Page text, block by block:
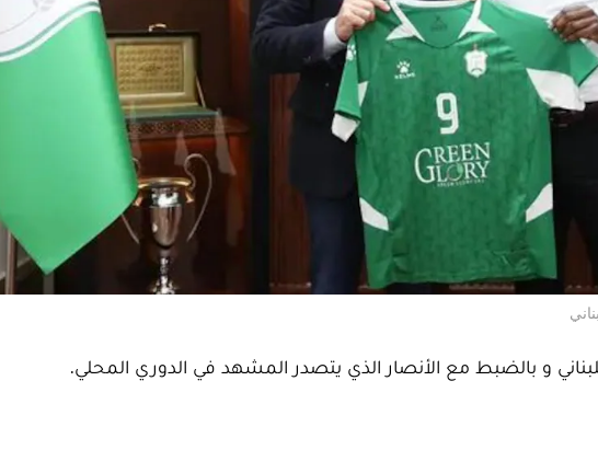
و بالضبط مع الأنصار الذي يتصدر المشهد في الدوري المحلي.